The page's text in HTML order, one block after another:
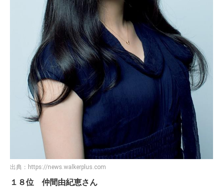
出典： https://news.walkerplus.com
１８位 仲間由紀恵さん